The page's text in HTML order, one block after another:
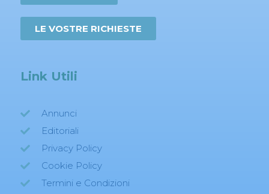
LE VOSTRE RICHIESTE
Link Utili
Annunci
Editoriali
Privacy Policy
Cookie Policy
Termini e Condizioni